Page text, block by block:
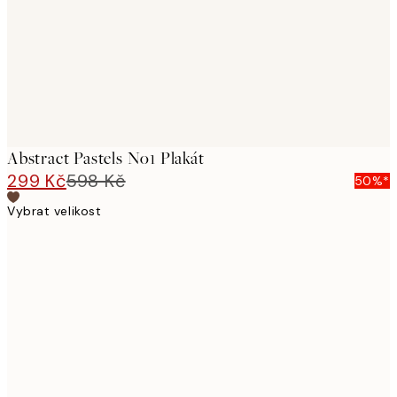
Abstract Pastels No1 Plakát
299 Kč598 Kč
50%*
Vybrat velikost